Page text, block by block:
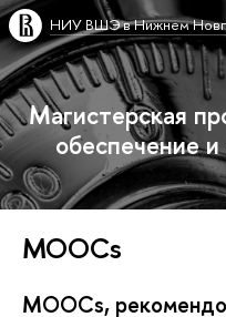
НИУ ВШЭ в Нижнем
Магистерская
обеспечение
MOOCs
MOOCs,